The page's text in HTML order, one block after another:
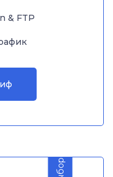
& FTP